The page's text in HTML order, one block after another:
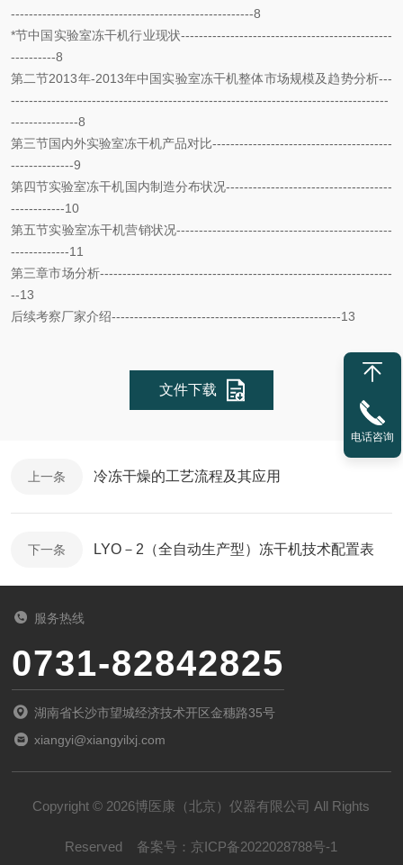
------------------------------------------------------8
*节中国实验室冻干机行业现状-----------------------------------------------
----------8
第二节2013年-2013年中国实验室冻干机整体市场规模及趋势分析---
------------------------------------------------------------------------------------
---------------8
第三节国内外实验室冻干机产品对比----------------------------------------
--------------9
第四节实验室冻干机国内制造分布状况-------------------------------------
------------10
第五节实验室冻干机营销状况------------------------------------------------
-------------11
第三章市场分析-----------------------------------------------------------------
--13
后续考察厂家介绍---------------------------------------------------13
文件下载
上一条 冷冻干燥的工艺流程及其应用
下一条 LYO－2（全自动生产型）冻干机技术配置表
服务热线
0731-82842825
湖南省长沙市望城经济技术开区金穗路35号
xiangyi@xiangyilxj.com
Copyright © 2026博医康（北京）仪器有限公司 All Rights
Reserved 备案号： 京ICP备2022028788号-1
电话咨询